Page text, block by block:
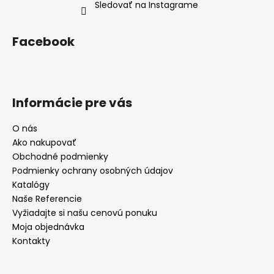
Sledovať na Instagrame
Facebook
Informácie pre vás
O nás
Ako nakupovať
Obchodné podmienky
Podmienky ochrany osobných údajov
Katalógy
Naše Referencie
Vyžiadajte si našu cenovú ponuku
Moja objednávka
Kontakty